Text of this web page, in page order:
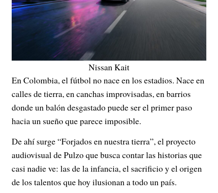
Nissan Kait
En Colombia, el fútbol no nace en los estadios. Nace en
calles de tierra, en canchas improvisadas, en barrios
donde un balón desgastado puede ser el primer paso
hacia un sueño que parece imposible.
De ahí surge “Forjados en nuestra tierra”, el proyecto
audiovisual de Pulzo que busca contar las historias que
casi nadie ve: las de la infancia, el sacrificio y el origen
de los talentos que hoy ilusionan a todo un país.